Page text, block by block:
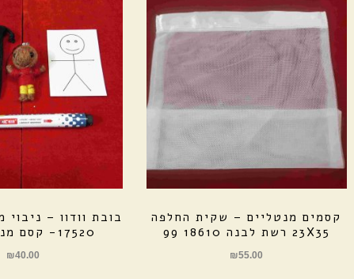
קסמים מנטליים – שקית החלפה
23X35 רשת לבנה 18610 99
₪55.00
בובת וודוו – ניבוי
17520- קסם מנטלי חזק
₪40.00